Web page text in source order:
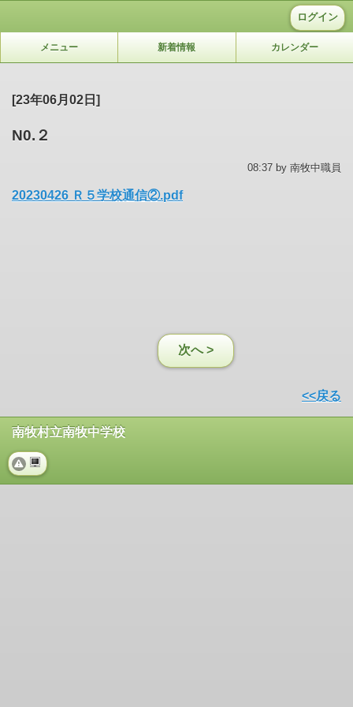
ログイン
メニュー 新着情報 カレンダー
[23年06月02日]
N0.２
08:37 by 南牧中職員
20230426 Ｒ５学校通信②.pdf
次へ >
<<戻る
南牧村立南牧中学校